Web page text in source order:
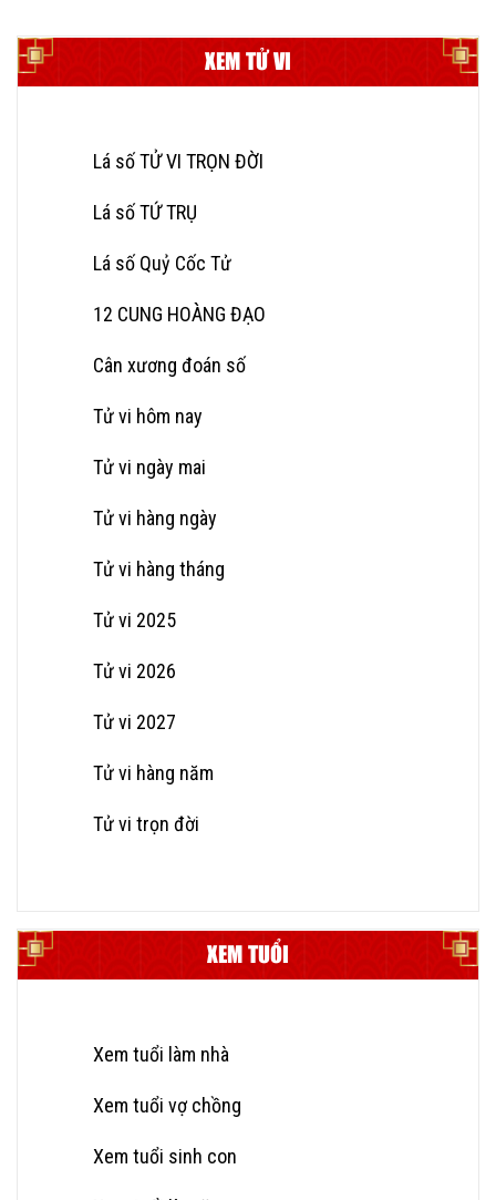
XEM TỬ VI
Lá số TỬ VI TRỌN ĐỜI
Lá số TỨ TRỤ
Lá số Quỷ Cốc Tử
12 CUNG HOÀNG ĐẠO
Cân xương đoán số
Tử vi hôm nay
Tử vi ngày mai
Tử vi hàng ngày
Tử vi hàng tháng
Tử vi 2025
Tử vi 2026
Tử vi 2027
Tử vi hàng năm
Tử vi trọn đời
XEM TUỔI
Xem tuổi làm nhà
Xem tuổi vợ chồng
Xem tuổi sinh con